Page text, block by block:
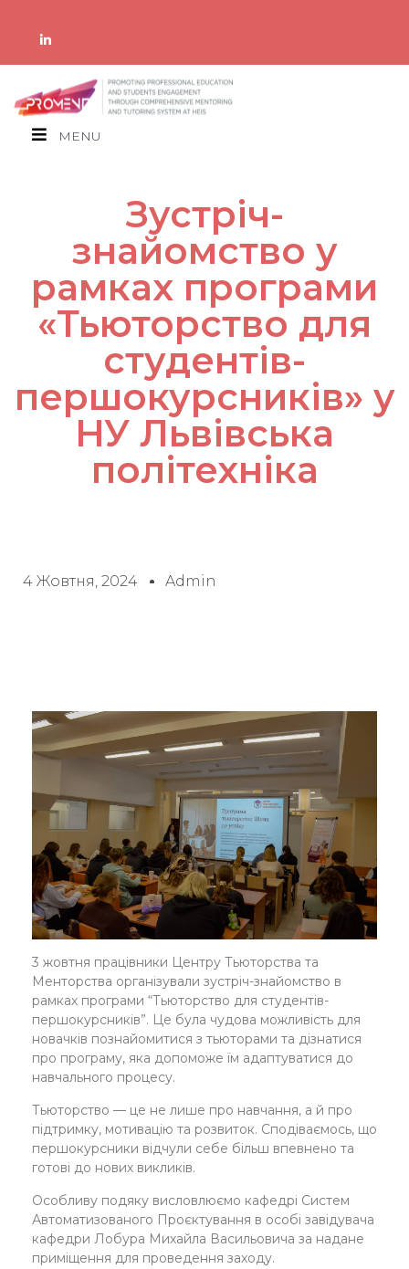
MENU
Зустріч-
знайомство у
рамках програми
«Тьюторство для
студентів-
першокурсників» у
НУ Львівська
політехніка
4 Жовтня, 2024 Admin
3 жовтня працівники Центру Тьюторства та
Менторства організували зустріч-знайомство в
рамках програми “Тьюторство для студентів-
першокурсників”. Це була чудова можливість для
новачків познайомитися з тьюторами та дізнатися
про програму, яка допоможе їм адаптуватися до
навчального процесу.
Тьюторство — це не лише про навчання, а й про
підтримку, мотивацію та розвиток. Сподіваємось, що
першокурсники відчули себе більш впевнено та
готові до нових викликів.
Особливу подяку висловлюємо кафедрі Систем
Автоматизованого Проєктування в особі завідувача
кафедри Лобура Михайла Васильовича за надане
приміщення для проведення заходу.